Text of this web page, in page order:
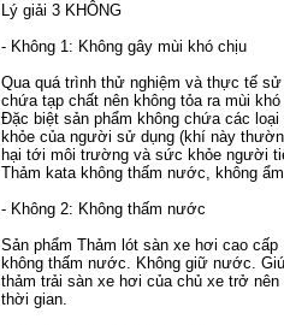
Lý giải 3 KHÔNG
- Không 1: Không gây mùi khó chịu
Qua quá trình thử nghiệm và thực tế
chứa tạp chất nên không tỏa ra mùi
Đặc biệt sản phẩm không chứa các
khỏe của người sử dụng (khí này
hại tới môi trường và sức khỏe người
Thảm kata không thấm nước, không
- Không 2: Không thấm nước
Sản phẩm Thảm lót sàn xe hơi cao
không thấm nước. Không giữ nước.
thảm trải sàn xe hơi của chủ xe trở
thời gian.